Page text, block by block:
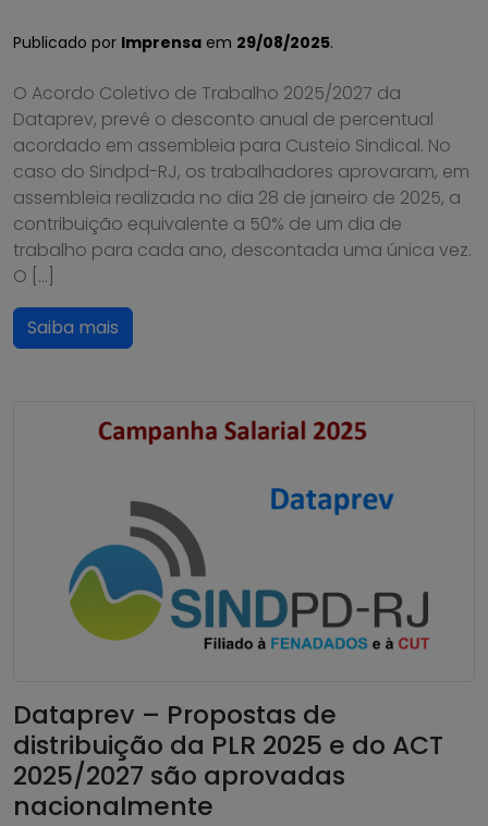
Publicado por Imprensa em 29/08/2025.
O Acordo Coletivo de Trabalho 2025/2027 da
Dataprev, prevê o desconto anual de percentual
acordado em assembleia para Custeio Sindical. No
caso do Sindpd-RJ, os trabalhadores aprovaram, em
assembleia realizada no dia 28 de janeiro de 2025, a
contribuição equivalente a 50% de um dia de
trabalho para cada ano, descontada uma única vez.
O […]
Saiba mais
Dataprev – Propostas de
distribuição da PLR 2025 e do ACT
2025/2027 são aprovadas
nacionalmente